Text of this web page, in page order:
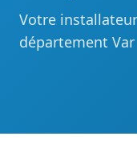
Votre
département Var